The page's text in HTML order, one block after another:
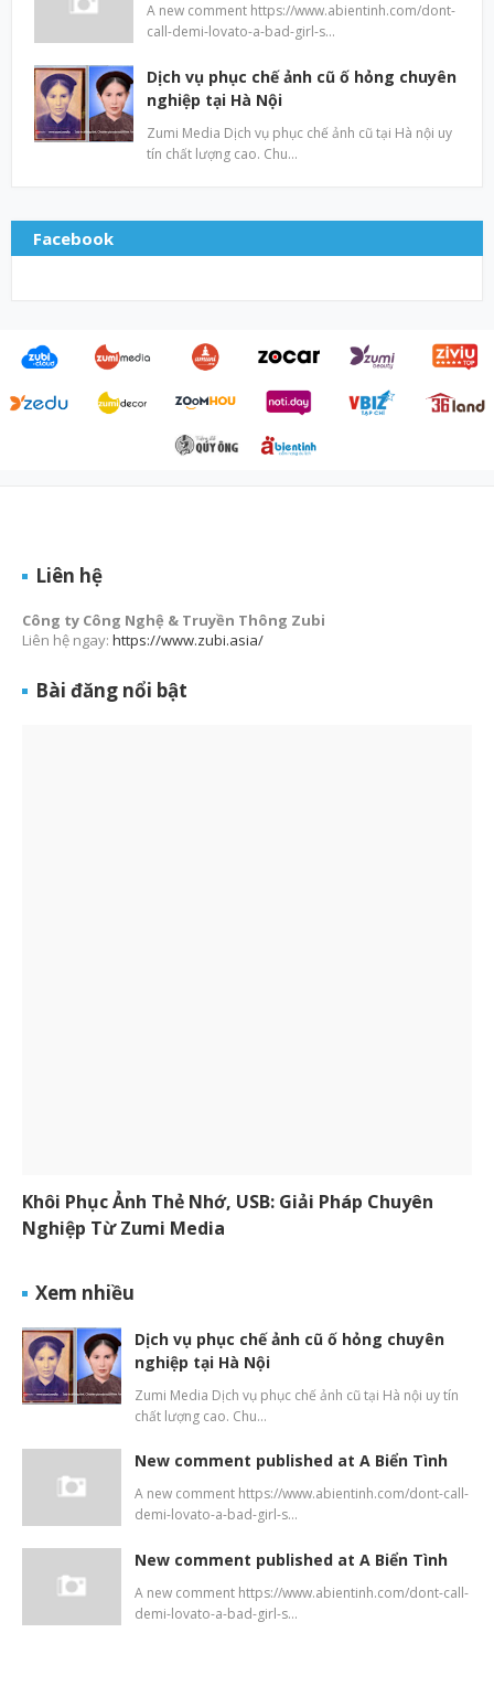
A new comment https://www.abientinh.com/dont-
call-demi-lovato-a-bad-girl-s…
Dịch vụ phục chế ảnh cũ ố hỏng chuyên
nghiệp tại Hà Nội
Zumi Media Dịch vụ phục chế ảnh cũ tại Hà nội uy
tín chất lượng cao. Chu…
Facebook
Liên hệ
Công ty Công Nghệ & Truyền Thông Zubi
Liên hệ ngay: https://www.zubi.asia/
Bài đăng nổi bật
Khôi Phục Ảnh Thẻ Nhớ, USB: Giải Pháp Chuyên
Nghiệp Từ Zumi Media
Xem nhiều
Dịch vụ phục chế ảnh cũ ố hỏng chuyên
nghiệp tại Hà Nội
Zumi Media Dịch vụ phục chế ảnh cũ tại Hà nội uy tín
chất lượng cao. Chu…
New comment published at A Biển Tình
A new comment https://www.abientinh.com/dont-call-
demi-lovato-a-bad-girl-s…
New comment published at A Biển Tình
A new comment https://www.abientinh.com/dont-call-
demi-lovato-a-bad-girl-s…